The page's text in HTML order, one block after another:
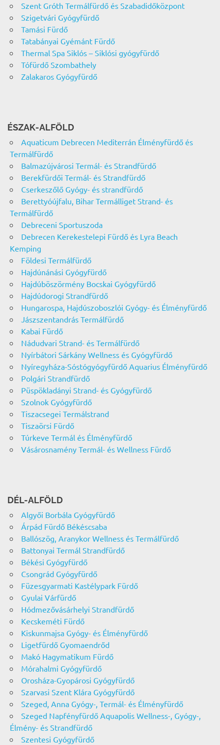
Szent Gróth Termálfürdő és Szabadidőközpont
Szigetvári Gyógyfürdő
Tamási Fürdő
Tatabányai Gyémánt Fürdő
Thermal Spa Siklós – Siklósi gyógyfürdő
Tófürdő Szombathely
Zalakaros Gyógyfürdő
ÉSZAK-ALFÖLD
Aquaticum Debrecen Mediterrán Élményfürdő és
Termálfürdő
Balmazújvárosi Termál- és Strandfürdő
Berekfürdői Termál- és Strandfürdő
Cserkeszőlő Gyógy- és strandfürdő
Berettyóújfalu, Bihar Termálliget Strand- és
Termálfürdő
Debreceni Sportuszoda
Debrecen Kerekestelepi Fürdő és Lyra Beach
Kemping
Földesi Termálfürdő
Hajdúnánási Gyógyfürdő
Hajdúböszörmény Bocskai Gyógyfürdő
Hajdúdorogi Strandfürdő
Hungarospa, Hajdúszoboszlói Gyógy- és Élményfürdő
Jászszentandrás Termálfürdő
Kabai Fürdő
Nádudvari Strand- és Termálfürdő
Nyírbátori Sárkány Wellness és Gyógyfürdő
Nyíregyháza-Sóstógyógyfürdő Aquarius Élményfürdő
Polgári Strandfürdő
Püspökladányi Strand- és Gyógyfürdő
Szolnok Gyógyfürdő
Tiszacsegei Termálstrand
Tiszaörsi Fürdő
Túrkeve Termál és Élményfürdő
Vásárosnamény Termál- és Wellness Fürdő
DÉL-ALFÖLD
Algyői Borbála Gyógyfürdő
Árpád Fürdő Békéscsaba
Ballószög, Aranykor Wellness és Termálfürdő
Battonyai Termál Strandfürdő
Békési Gyógyfürdő
Csongrád Gyógyfürdő
Füzesgyarmati Kastélypark Fürdő
Gyulai Várfürdő
Hódmezővásárhelyi Strandfürdő
Kecskeméti Fürdő
Kiskunmajsa Gyógy- és Élményfürdő
Ligetfürdő Gyomaendrőd
Makó Hagymatikum Fürdő
Mórahalmi Gyógyfürdő
Orosháza-Gyopárosi Gyógyfürdő
Szarvasi Szent Klára Gyógyfürdő
Szeged, Anna Gyógy-, Termál- és Élményfürdő
Szeged Napfényfürdő Aquapolis Wellness-, Gyógy-,
Élmény- és Strandfürdő
Szentesi Gyógyfürdő